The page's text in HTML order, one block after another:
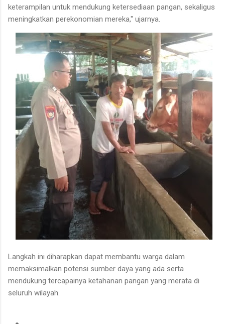
keterampilan untuk mendukung ketersediaan pangan, sekaligus
meningkatkan perekonomian mereka," ujarnya.
Langkah ini diharapkan dapat membantu warga dalam
memaksimalkan potensi sumber daya yang ada serta
mendukung tercapainya ketahanan pangan yang merata di
seluruh wilayah.